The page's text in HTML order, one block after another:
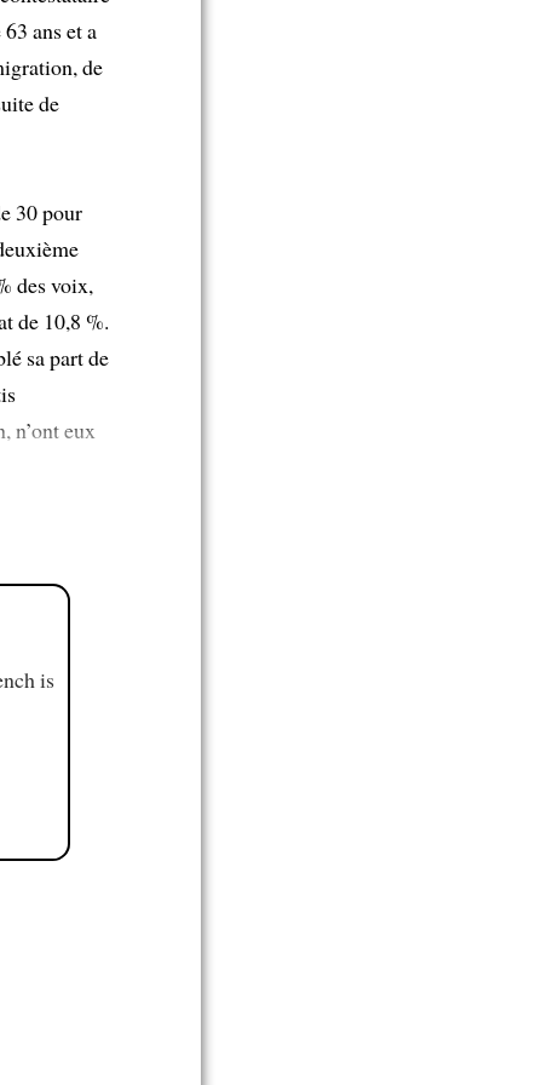
ans et a
de
de
30 pour
des voix,
de 10,8 %.
sa part de
n’ont eux
is